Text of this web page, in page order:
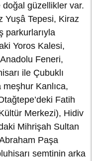
güzellikler var.
Yuşâ Tepesi, Kiraz
parkurlarıyla
Yoros Kalesi,
Feneri,
ile Çubuklı
Kanlıca,
Fatih
Merkezi), Hidiv
Mihrişah Sultan
Paşa
semtinin arka